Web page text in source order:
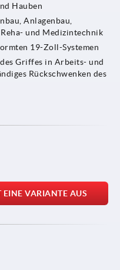
Hauben
Anlagenbau,
und Medizintechnik
19-Zoll-Systemen
Griffes in Arbeits- und
Rückschwenken des
EINE VARIANTE AUS